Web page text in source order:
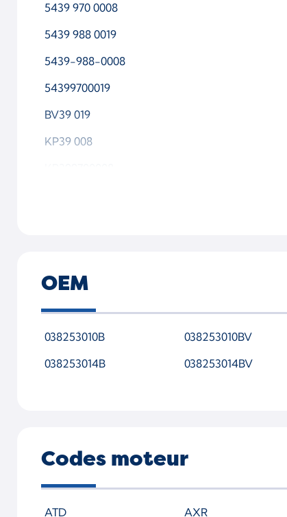
5439 970 0008
5439 988 0019
5439-988-0008
54399700019
BV39 019
KP39 008
OEM
038253010B 038253010BV
038253014B
038253014BV
Codes moteur
ATD AXR